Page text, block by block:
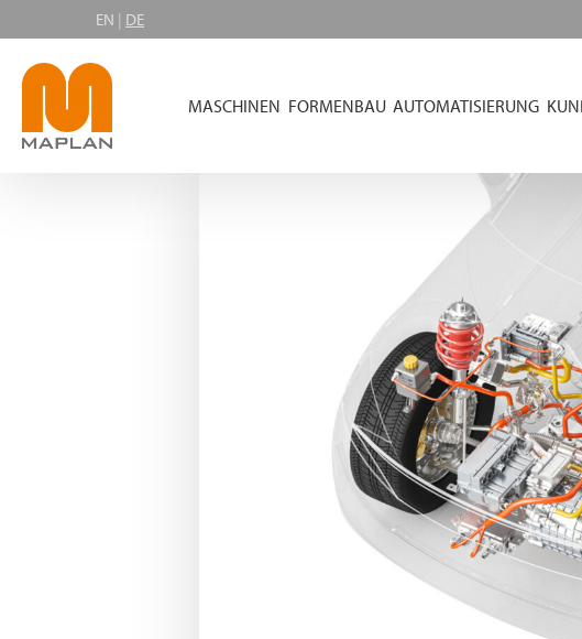
EN | DE
MASCHINEN FORMENBAU AUTOMATISIERUNG